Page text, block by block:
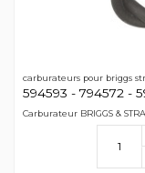
carburateurs pour briggs
594593 - 794572 -
Carburateur BRIGGS &